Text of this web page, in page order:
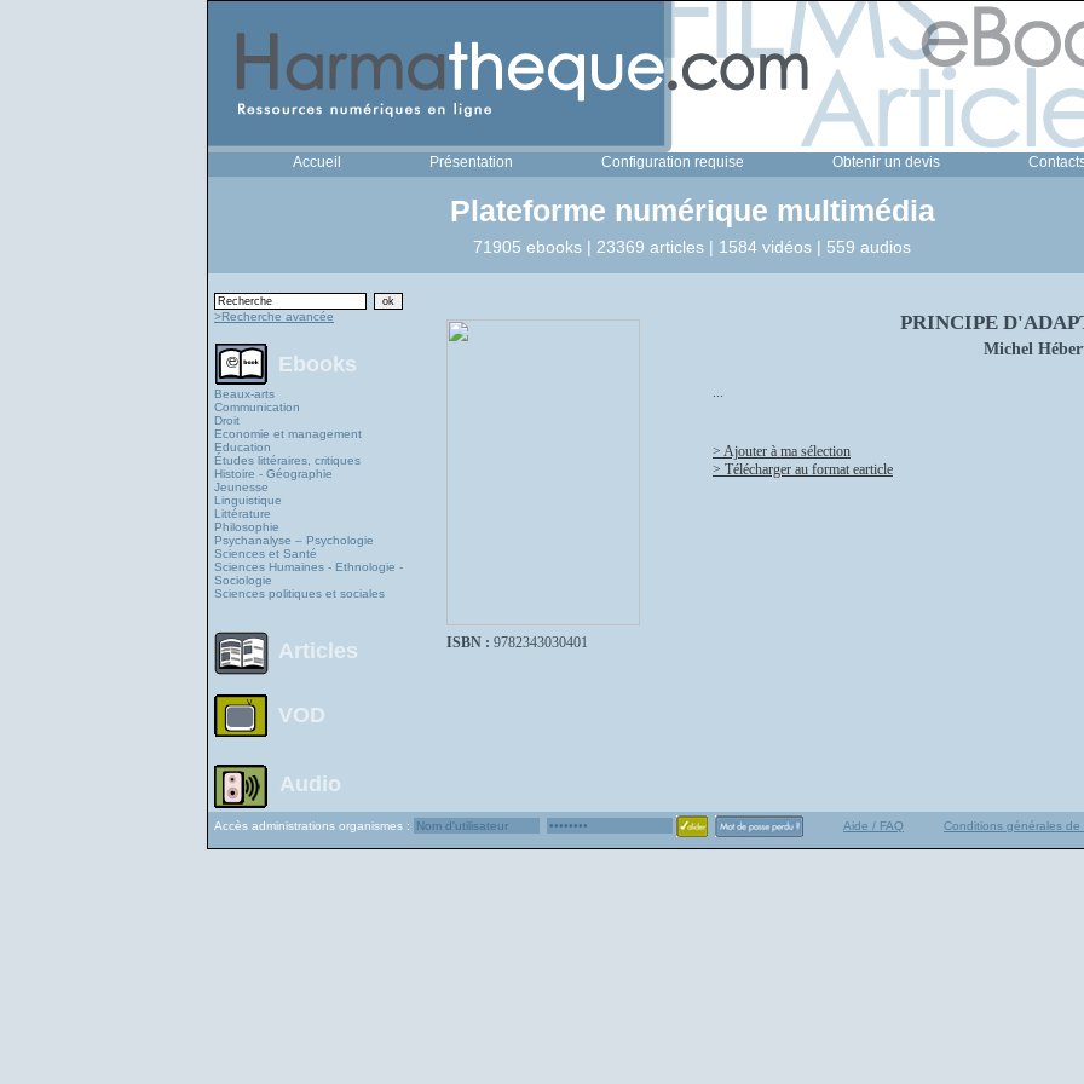
Accueil Présentation Configuration requise Obtenir un devis
Plateforme numérique multimédia
71905 ebooks | 23369 articles | 1584 vidéos | 559 audios
>Recherche avancée
Ebooks
Beaux-arts
Communication
Droit
Economie et management
Education
Études littéraires, critiques
Histoire - Géographie
Jeunesse
Linguistique
Littérature
Philosophie
Psychanalyse – Psychologie
Sciences et Santé
Sciences Humaines - Ethnologie -
Sociologie
Sciences politiques et sociales
Articles
VOD
Audio
ISBN : 9782343030401
PRINCIPE
Michel
...
> Ajouter à ma sélection
> Télécharger au format earticle
Accès administrations organismes : Aide / FAQ Conditions générales de